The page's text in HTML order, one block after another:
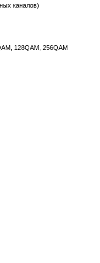
каналов)
128QAM, 256QAM